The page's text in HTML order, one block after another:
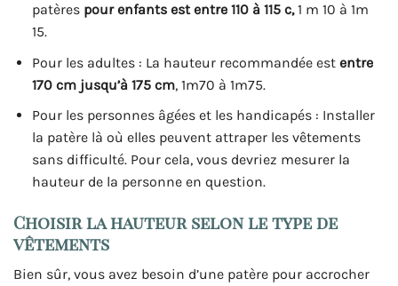
patères pour enfants est entre 110 à 115 c,1 m 10 à 1m
15.
Pour les adultes : La hauteur recommandée est entre
170 cm jusqu’à 175 cm, 1m70 à 1m75.
Pour les personnes âgées et les handicapés : Installer
la patère là où elles peuvent attraper les vêtements
sans difficulté. Pour cela, vous devriez mesurer la
hauteur de la personne en question.
Choisir la hauteur selon le type de
vêtements
Bien sûr, vous avez besoin d’une patère pour accrocher